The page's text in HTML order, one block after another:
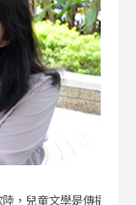
，兒童文學是傳播